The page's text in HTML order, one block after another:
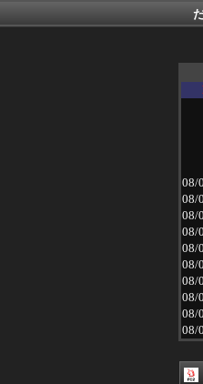
08/
08/
08/
08/
08/
08/
08/
08/
08/
08/
08/
08/